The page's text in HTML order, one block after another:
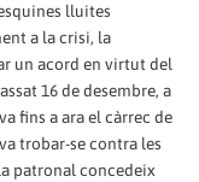
lluites
a la crisi, la
un acord en virtut del
16 de desembre, a
fins a ara el càrrec de
trobar-se contra les
patronal concedeix